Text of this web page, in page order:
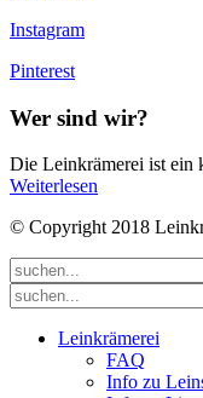
Instagram
Pinterest
Wer sind wir?
Die Leinkrämerei ist ein
Weiterlesen
© Copyright 2018
Leinkrämerei
FAQ
Info zu